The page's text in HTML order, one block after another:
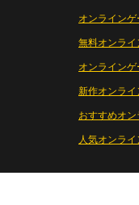
オンラインゲ
無料オンライ
オンライン
新作オンライ
おすすめオ
人気オンラ